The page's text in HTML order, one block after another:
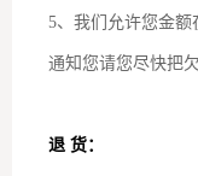
5、我们允许您金额
通知您请您尽快把
退 货：